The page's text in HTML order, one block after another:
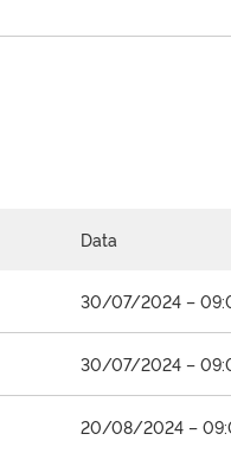
Data
30/07/2024 –
30/07/2024 –
20/08/2024 –